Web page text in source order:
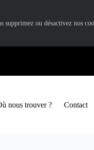
nous trouver ? Contact
ou désactivez nos